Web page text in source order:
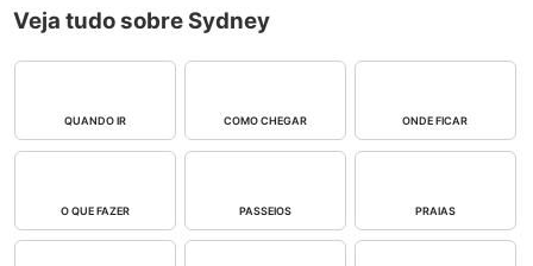
Veja tudo sobre Sydney
QUANDO IR COMO CHEGAR ONDE FICAR
O QUE FAZER PASSEIOS PRAIAS